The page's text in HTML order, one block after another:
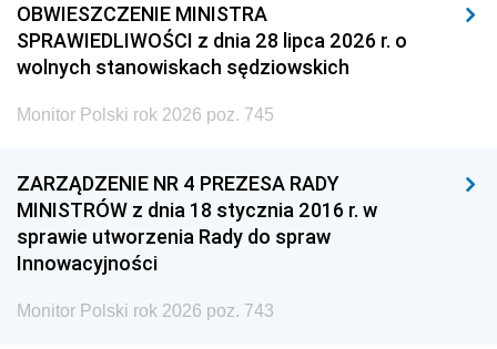
OBWIESZCZENIE MINISTRA
SPRAWIEDLIWOŚCI z dnia 28 lipca 2026 r. o
wolnych stanowiskach sędziowskich
Monitor Polski rok 2026 poz. 745
ZARZĄDZENIE NR 4 PREZESA RADY
MINISTRÓW z dnia 18 stycznia 2016 r. w
sprawie utworzenia Rady do spraw
Innowacyjności
Monitor Polski rok 2026 poz. 743